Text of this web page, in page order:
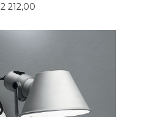
Pris
2 212,00